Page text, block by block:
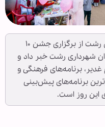
دبیر کانون خدمت رضوی شهرستان رشت از برگزاری جشن ۱۰
شهرداری رشت خبر داد و
برنامه‌های فرهنگی و
برنامه‌های پیش‌بینی
روز است.